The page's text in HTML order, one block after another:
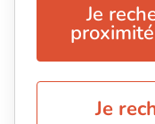
Je
Je